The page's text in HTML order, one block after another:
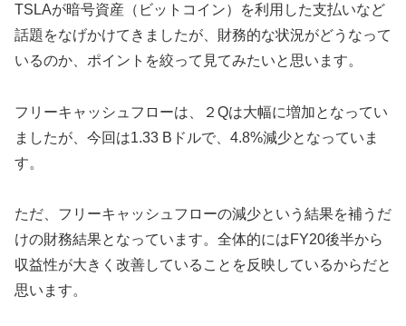
TSLAが暗号資産（ビットコイン）を利用した支払いなど
話題をなげかけてきましたが、財務的な状況がどうなって
いるのか、ポイントを絞って見てみたいと思います。
フリーキャッシュフローは、２Qは大幅に増加となってい
ましたが、今回は1.33 Bドルで、4.8%減少となっていま
す。
ただ、フリーキャッシュフローの減少という結果を補うだ
けの財務結果となっています。全体的にはFY20後半から
収益性が大きく改善していることを反映しているからだと
思います。